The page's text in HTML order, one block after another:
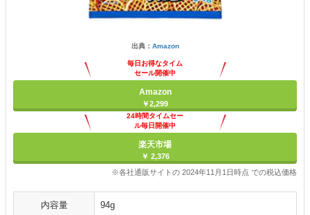
出典： Amazon
毎日お得なタイム
セール開催中
Amazon
￥2,299
24時間タイムセー
ル毎日開催中
楽天市場
￥ 2,376
※各社通販サイトの 2024年11月1日時点 での税込価格
内容量 94g